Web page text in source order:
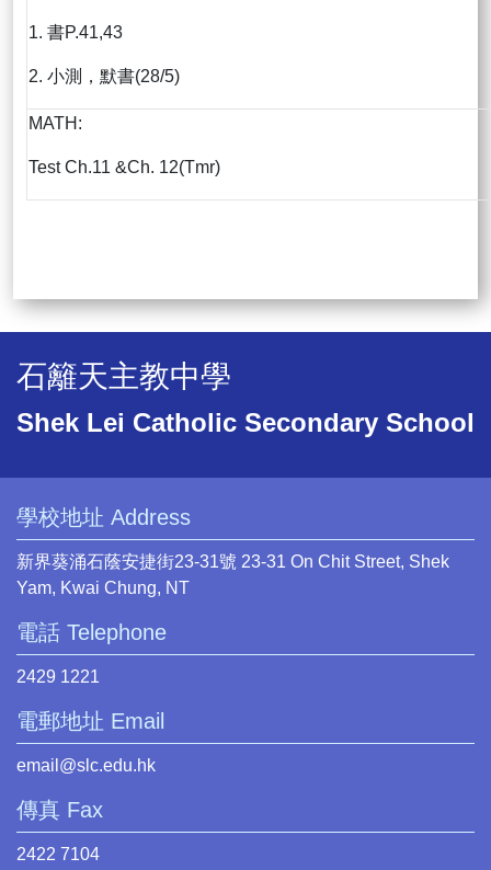
1. 書P.41,43
2. 小測，默書(28/5)
MATH:
Test Ch.11 &Ch. 12(Tmr)
石籬天主教中學
Shek Lei Catholic Secondary School
學校地址 Address
新界葵涌石蔭安捷街23-31號 23-31 On Chit Street, Shek
Yam, Kwai Chung, NT
電話 Telephone
2429 1221
電郵地址 Email
email@slc.edu.hk
傳真 Fax
2422 7104